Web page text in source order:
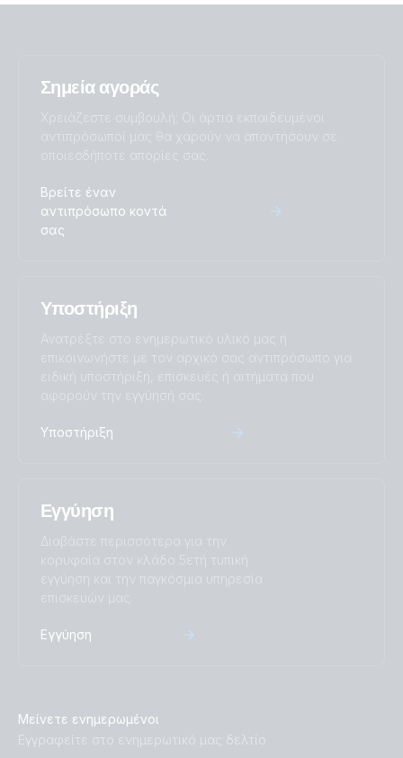
Σημεία αγοράς
Χρειάζεστε συμβουλή; Οι άρτια εκπαιδευμένοι
αντιπρόσωποί μας θα χαρούν να απαντήσουν σε
οποιεσδήποτε απορίες σας.
Βρείτε έναν
αντιπρόσωπο κοντά
σας
Υποστήριξη
Ανατρέξτε στο ενημερωτικό υλικό μας ή
επικοινωνήστε με τον αρχικό σας αντιπρόσωπο για
ειδική υποστήριξη, επισκευές ή αιτήματα που
αφορούν την εγγύησή σας.
Υποστήριξη
Εγγύηση
Διαβάστε περισσότερα για την
κορυφαία στον κλάδο 5ετή τυπική
εγγύηση και την παγκόσμια υπηρεσία
επισκευών μας.
Εγγύηση
Μείνετε ενημερωμένοι
Εγγραφείτε στο ενημερωτικό μας δελτίο